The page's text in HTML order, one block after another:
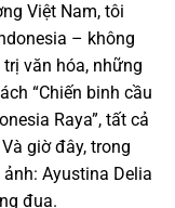
Việt Nam, tôi
– không
văn hóa, những
“Chiến binh cầu
Raya”, tất cả
giờ đây, trong
Ayustina Delia
đua.